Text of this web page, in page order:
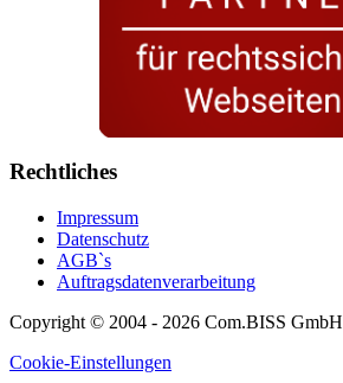
Rechtliches
Impressum
Datenschutz
AGB`s
Auftragsdatenverarbeitung
Copyright © 2004 - 2026 Com.BISS GmbH
Cookie-Einstellungen